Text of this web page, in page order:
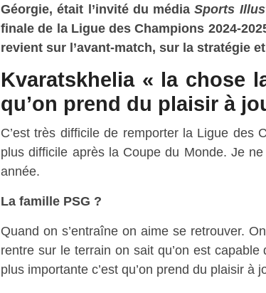
Géorgie, était l’invité du médiaSports
finale de la Ligue des Champions 2024-
revient sur l’avant-match, sur la stratégie
Kvaratskhelia « la chose
qu’on prend du plaisir à
C’est très difficile de remporter la Ligue des
plus difficile après la Coupe du Monde. Je
année.
La famille PSG ?
Quand on s’entraîne on aime se retrouver.
rentre sur le terrain on sait qu’on est
plus importante c’est qu’on prend du plaisir à